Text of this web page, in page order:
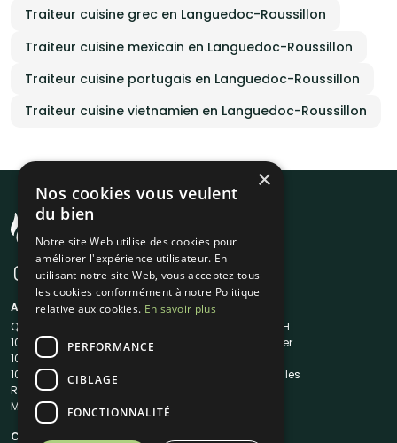
Traiteur cuisine grec en Languedoc-Roussillon
Traiteur cuisine mexicain en Languedoc-Roussillon
Traiteur cuisine portugais en Languedoc-Roussillon
Traiteur cuisine vietnamien en Languedoc-Roussillon
A propos
Qui sommes-nous ?
1001Salles
1001Salles PRO
1001DJ
Reserverunbar
MP2
Liens utiles
Traiteur en 48H
Nous contacter
Mentions légales
Contacts
×
Nos cookies vous veulent
du bien
Notre site Web utilise des cookies pour
améliorer l'expérience utilisateur. En
utilisant notre site Web, vous acceptez tous
les cookies conformément à notre Politique
relative aux cookies. En savoir plus
PERFORMANCE
CIBLAGE
FONCTIONNALITÉ